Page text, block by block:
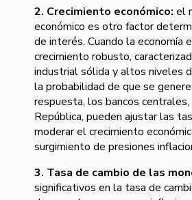
2. Crecimiento económico: el
económico es otro factor
de interés. Cuando la economía
crecimiento robusto,
industrial sólida y altos niveles
la probabilidad de que se
respuesta, los bancos
República, pueden ajustar las
moderar el crecimiento
surgimiento de presiones
3. Tasa de cambio de las
significativos en la tasa de